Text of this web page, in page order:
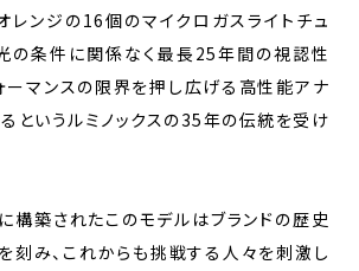
レンジの16個のマイクロガスライトチュ
の条件に関係なく最長25年間の視認性
ーマンスの限界を押し広げる高性能アナ
というルミノックスの35年の伝統を受け
構築されたこのモデルはブランドの歴史
刻み、これからも挑戦する人々を刺激し